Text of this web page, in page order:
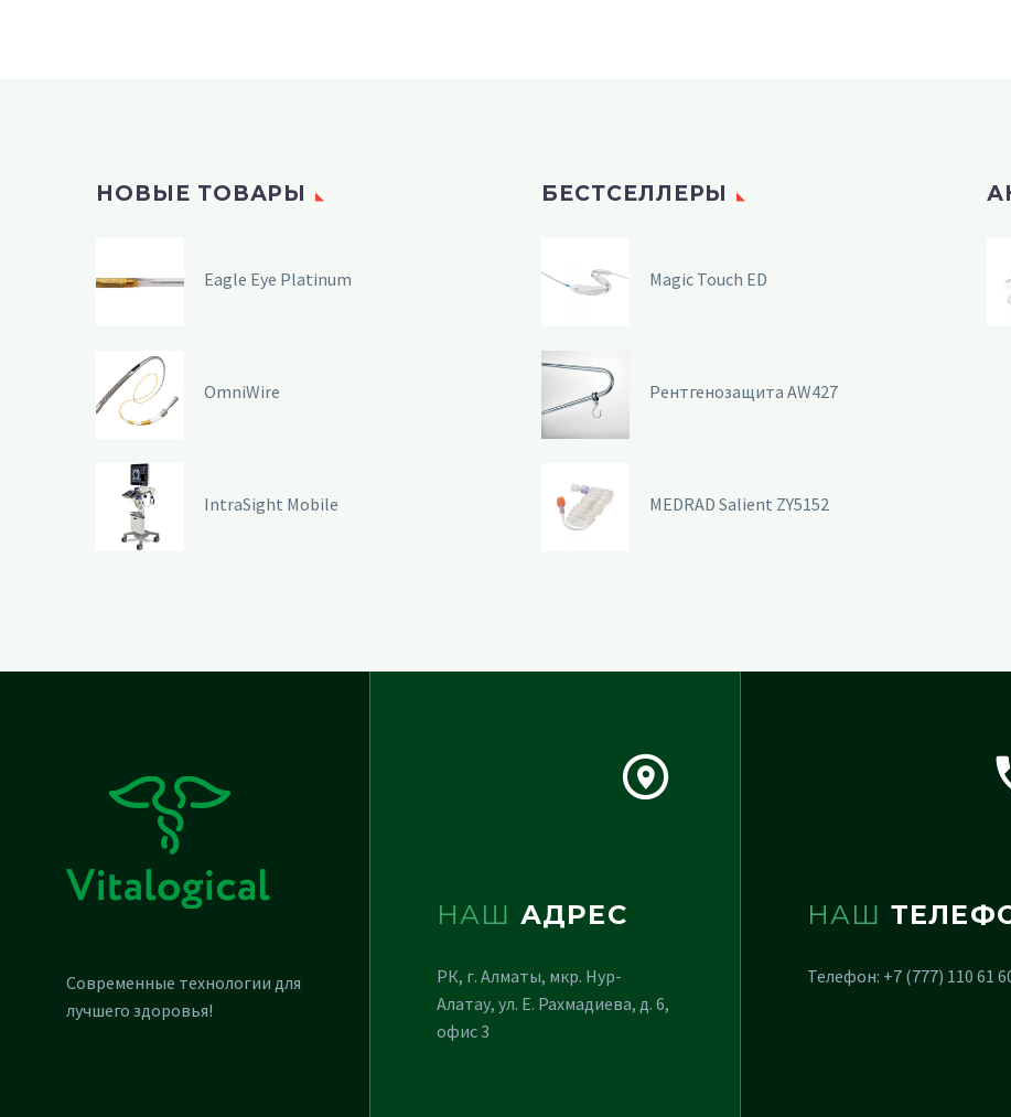
НОВЫЕ ТОВАРЫ
Eagle Eye Platinum
OmniWire
IntraSight Mobile
БЕСТСЕЛЛЕРЫ
Magic Touch ED
Рентгенозащита AW427
MEDRAD Salient ZY5152
Современные технологии для
лучшего здоровья!
НАШ АДРЕС
РК, г. Алматы, мкр. Нур-
Алатау, ул. Е. Рахмадиева, д. 6,
офис 3
НАШ
Телефон: +7 (777) 110 61